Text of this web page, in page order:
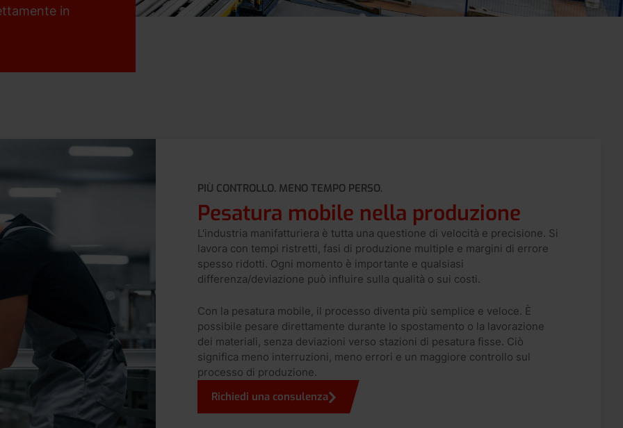
in
PIÙ CONTROLLO. MENO TEMPO PERSO.
Pesatura mobile nella produzione
L'industria manifatturiera è tutta una questione di velocità e precisione. Si
lavora con tempi ristretti, fasi di produzione multiple e margini di errore
spesso ridotti. Ogni momento è importante e qualsiasi
differenza/deviazione può influire sulla qualità o sui costi.
Con la pesatura mobile, il processo diventa più semplice e veloce. È
possibile pesare direttamente durante lo spostamento o la lavorazione
dei materiali, senza deviazioni verso stazioni di pesatura fisse. Ciò
significa meno interruzioni, meno errori e un maggiore controllo sul
processo di produzione.
Richiedi una consulenza